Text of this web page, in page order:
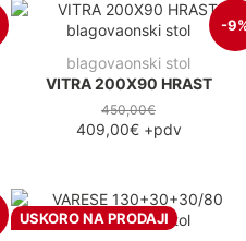
-
blagovaonski stol
VITRA 200X90 HRAST
450,00€
409,00€+pdv
USKORO NA PRODAJI